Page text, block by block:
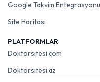
Google Takvim Entegrasyonu
Site Haritası
PLATFORMLAR
Doktorsitesi.com
Doktorsitesi.az